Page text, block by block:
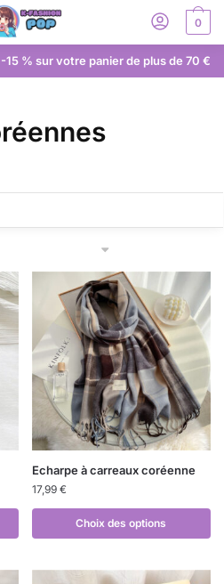
0
15 % sur votre panier de plus de 70 €
Echarpe à carreaux coréenne
17,99 €
Choix des options